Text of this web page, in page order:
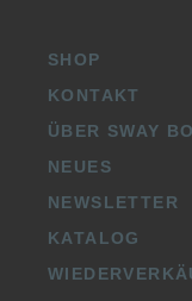
SHOP
KONTAKT
ÜBER SWAY
NEUES
NEWSLETTER
KATALOG